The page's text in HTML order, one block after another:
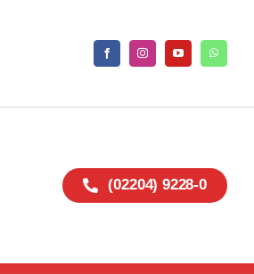
(02204) 9228-0